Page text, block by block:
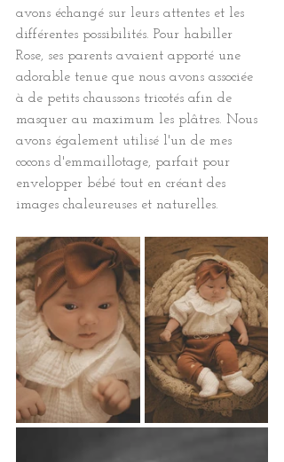
avons échangé sur leurs attentes et les
différentes possibilités. Pour habiller
Rose, ses parents avaient apporté une
adorable tenue que nous avons associée
à de petits chaussons tricotés afin de
masquer au maximum les plâtres. Nous
avons également utilisé l'un de mes
cocons d'emmaillotage, parfait pour
envelopper bébé tout en créant des
images chaleureuses et naturelles.